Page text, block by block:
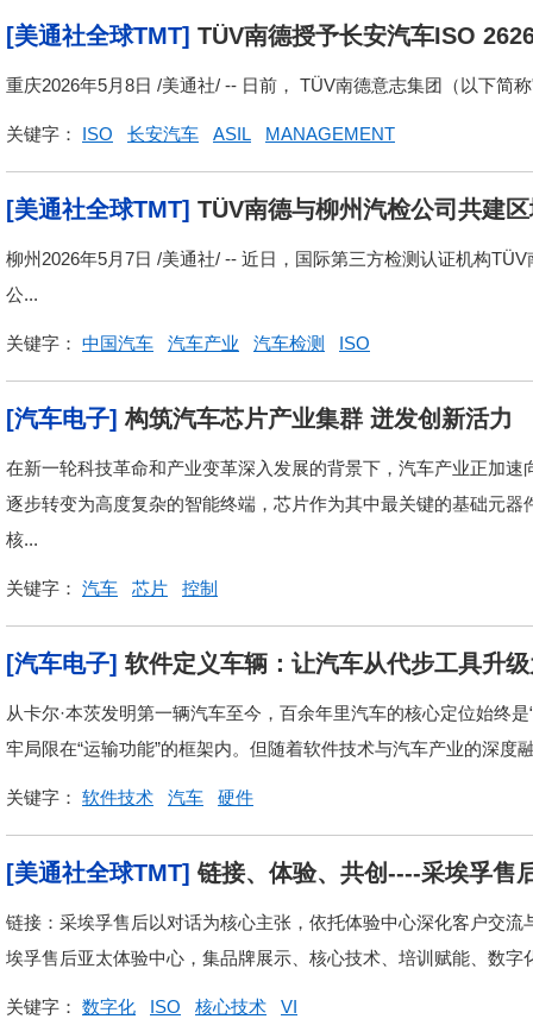
[美通社全球TMT] TÜV南德授予长安汽车ISO
内车企高质量出海
重庆2026年5月8日 /美通社/ -- 日前， TÜV南德意志集团（以下简
关键字： ISO 长安汽车 ASIL MANAGEMENT
[美通社全球TMT] TÜV南德与柳州汽检公司共建
柳州2026年5月7日 /美通社/ -- 近日，国际第三方检测认证机构
公...
关键字： 中国汽车 汽车产业 汽车检测 ISO
[汽车电子] 构筑汽车芯片产业集群 迸发创新活力
在新一轮科技革命和产业变革深入发展的背景下，汽车产业正加
逐步转变为高度复杂的智能终端，芯片作为其中最关键的基础元
核...
关键字： 汽车 芯片 控制
[汽车电子] 软件定义车辆：让汽车从代步工具升
从卡尔·本茨发明第一辆汽车至今，百余年里汽车的核心定位始
牢局限在“运输功能”的框架内。但随着软件技术与汽车产业的深度
关键字： 软件技术 汽车 硬件
[美通社全球TMT] 链接、体验、共创----采埃孚售
链接：采埃孚售后以对话为核心主张，依托体验中心深化客户交
埃孚售后亚太体验中心，集品牌展示、核心技术、培训赋能、数
关键字： 数字化 ISO 核心技术 VI